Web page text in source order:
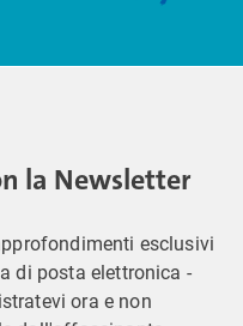
la Newsletter
esclusivi
di posta elettronica -
ora e non